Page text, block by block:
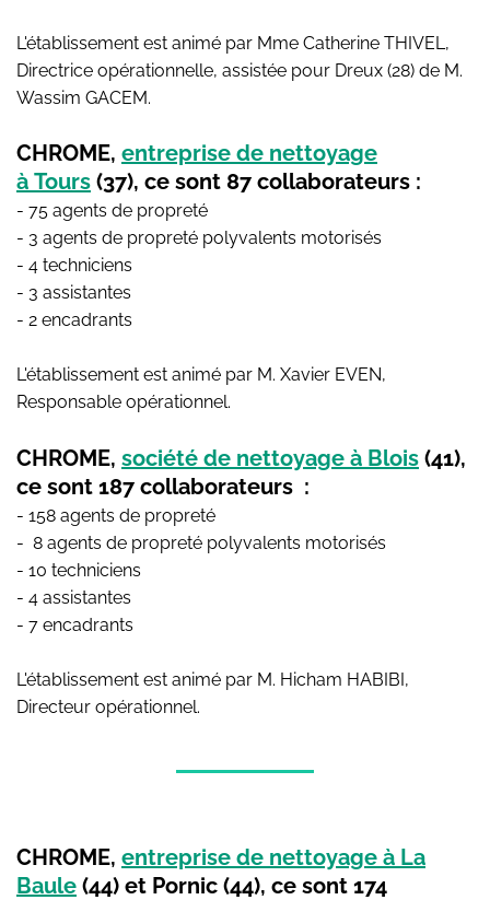
L'établissement est animé par Mme Catherine THIVEL,
Directrice opérationnelle, assistée pour Dreux (28) de M.
Wassim GACEM.
CHROME, entreprise de nettoyage
à Tours (37), ce sont 87 collaborateurs :
- 75 agents de propreté
- 3 agents de propreté polyvalents motorisés
- 4 techniciens
- 3 assistantes
- 2 encadrants
L'établissement est animé par M. Xavier EVEN,
Responsable opérationnel.
CHROME, société de nettoyage à Blois (41),
ce sont 187 collaborateurs :
- 158 agents de propreté
- 8 agents de propreté polyvalents motorisés
- 10 techniciens
- 4 assistantes
- 7 encadrants
L'établissement est animé par M. Hicham HABIBI,
Directeur opérationnel.
CHROME, entreprise de nettoyage à La
Baule (44) et Pornic (44), ce sont 174